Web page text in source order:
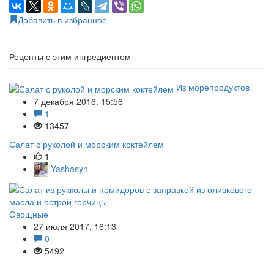
Добавить в избранное
Рецепты с этим ингредиентом
Из морепродуктов
7 декабря 2016, 15:56
1
13457
Салат с руколой и морским коктейлем
1
Yashasyn
Овощные
27 июля 2017, 16:13
0
5492